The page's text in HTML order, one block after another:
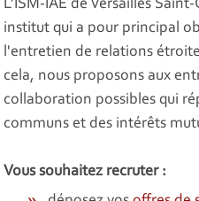
L’ISM-IAE de Versailles
institut qui a pour principal
l'entretien de relations
cela, nous proposons aux
collaboration possibles qui
communs et des intérêts
Vous souhaitez recruter :